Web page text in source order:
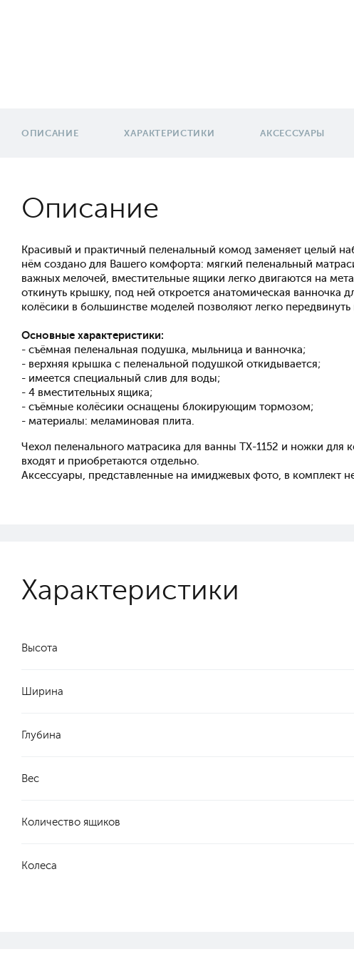
ОПИСАНИЕ ХАРАКТЕРИСТИКИ АКСЕССУАРЫ
Описание
Красивый и практичный пеленальный комод заменяет целый
нём создано для Вашего комфорта: мягкий пеленальный
важных мелочей, вместительные ящики легко двигаются на
откинуть крышку, под ней откроется анатомическая ванночка
колёсики в большинстве моделей позволяют легко
Основные характеристики:
- съёмная пеленальная подушка, мыльница и ванночка;
- верхняя крышка с пеленальной подушкой откидывается;
- имеется специальный слив для воды;
- 4 вместительных ящика;
- съёмные колёсики оснащены блокирующим тормозом;
- материалы: меламиновая плита.
Чехол пеленального матрасика для ванны TX-1152 и ножки для
входят и приобретаются отдельно.
Аксессуары, представленные на имиджевых фото, в комплект
Характеристики
Высота
Ширина
Глубина
Вес
Количество ящиков
Колеса